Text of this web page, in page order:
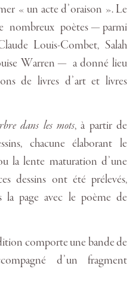
« un acte d’oraison ». Le
nombreux poètes — parmi
Louis-Combet, Salah
Warren — a donné lieu
de livres d’art et livres
dans les mots, à partir de
chacune élaborant le
la lente maturation d’une
dessins ont été prélevés,
la page avec le poème de
comporte une bande de
d’un fragment